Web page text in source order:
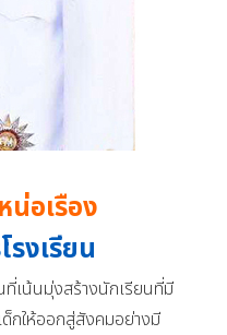
น่อเรือง
รงเรียน
ที่เน้นมุ่งสร้างนักเรียนที่มี
กให้ออกสู่สังคมอย่างมี